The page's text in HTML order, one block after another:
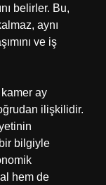
belirler. Bu,
aynı
ve iş
kamer ay
ilişkilidir.
bilgiyle
hem de